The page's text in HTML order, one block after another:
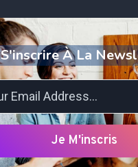
S'inscrire À La
Je M'inscris